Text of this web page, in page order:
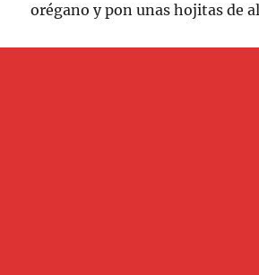
orégano y pon unas hojitas de